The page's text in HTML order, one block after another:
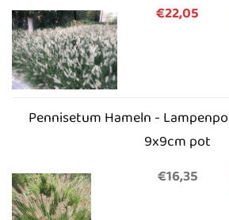
€22,05
Pennisetum Hameln -
9x9cm pot
€16,35